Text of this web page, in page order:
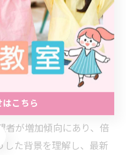
に存在しないため、周辺
すく、倍率上昇の一因と
流通や、幼児教室の合
験談も、出願数増加に
すい学校や、独自の教育
者が増加傾向にあり、倍
した背景を理解し、最新
はこちら
はこちら